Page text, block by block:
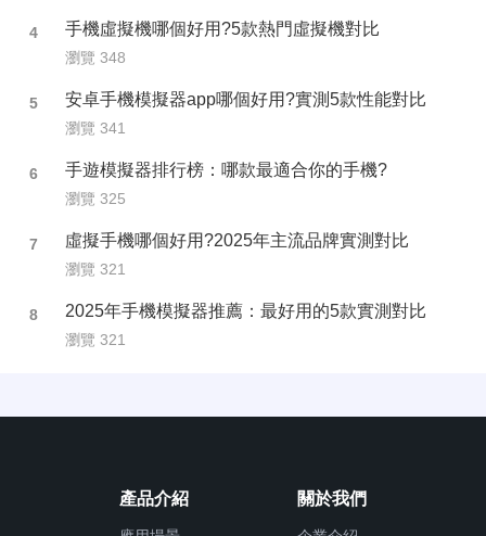
手機虛擬機哪個好用?5款熱門虛擬機對比
瀏覽 348
安卓手機模擬器app哪個好用?實測5款性能對比
瀏覽 341
手遊模擬器排行榜：哪款最適合你的手機?
瀏覽 325
虛擬手機哪個好用?2025年主流品牌實測對比
瀏覽 321
2025年手機模擬器推薦：最好用的5款實測對比
瀏覽 321
4
5
6
7
8
產品介紹 關於我們